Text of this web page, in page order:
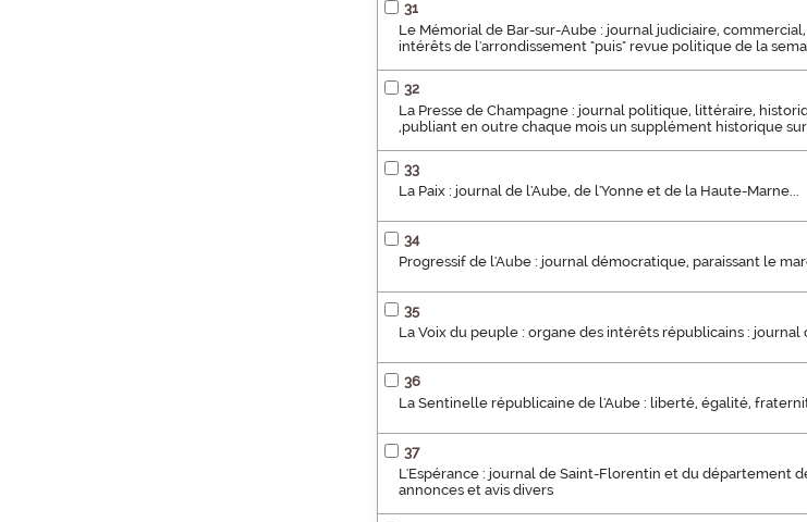
31
Le Mémorial de Bar-sur-Aube : journal judiciaire,
intérêts de l'arrondissement "puis" revue politique de la
32
La Presse de Champagne : journal politique, littéraire,
,publiant en outre chaque mois un supplément historique
33
La Paix : journal de l'Aube, de l'Yonne et de la Haute-Marne...
34
Progressif de l'Aube : journal démocratique, paraissant le
35
La Voix du peuple : organe des intérêts républicains :
36
La Sentinelle républicaine de l'Aube : liberté, égalité,
37
L'Espérance : journal de Saint-Florentin et du département
annonces et avis divers